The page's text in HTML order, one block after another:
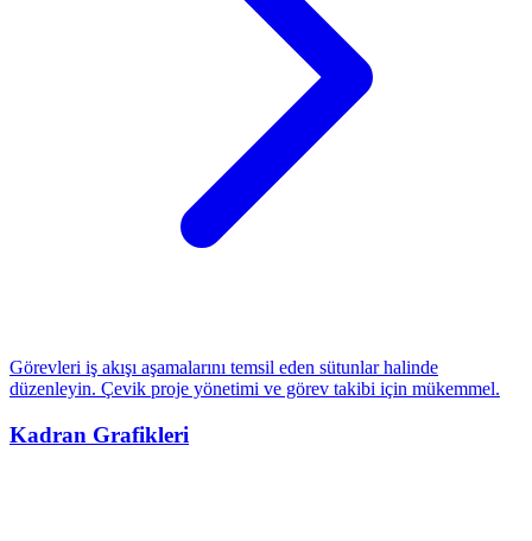
Görevleri iş akışı aşamalarını temsil eden sütunlar halinde
düzenleyin. Çevik proje yönetimi ve görev takibi için mükemmel.
Kadran Grafikleri